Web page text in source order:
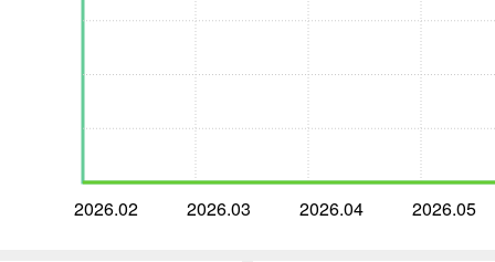
2026.02 2026.03 2026.04 2026.05